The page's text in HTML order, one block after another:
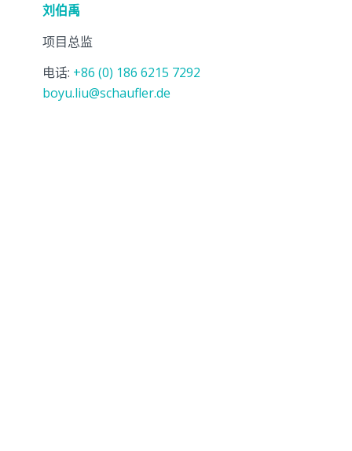
刘伯禹
项目总监
电话: +86 (0) 186 6215 7292
boyu.liu@schaufler.de